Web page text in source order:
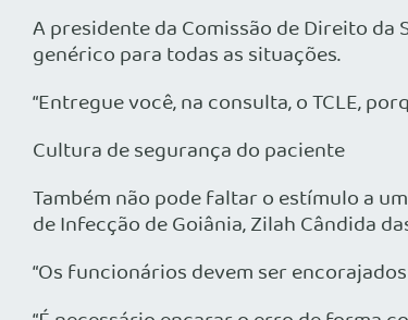
A presidente da Comissão de Direito da
genérico para todas as situações.
“Entregue você, na consulta, o TCLE,
Cultura de segurança do paciente
Também não pode faltar o estímulo a
de Infecção de Goiânia, Zilah Cândida
“Os funcionários devem ser